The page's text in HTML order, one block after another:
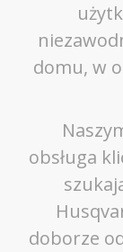
domu, w
obsługa
doborze